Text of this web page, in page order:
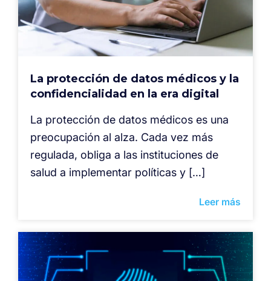
La protección de datos médicos y la
confidencialidad en la era digital
La protección de datos médicos es una
preocupación al alza. Cada vez más
regulada, obliga a las instituciones de
salud a implementar políticas y […]
Leer más